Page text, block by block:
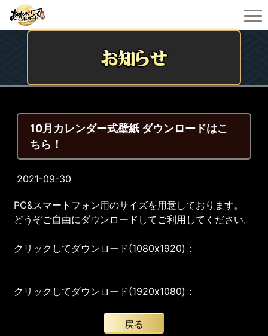
10月カレンダー式壁紙 ダウンロードはこ
ちら！
2021-09-30
PC&スマートフォン用のサイズを用意しております。
どうぞご自由にダウンロードしてご利用してください。
クリックしてダウンロード(1080x1920)：
クリックしてダウンロード(1920x1080)：
戻る